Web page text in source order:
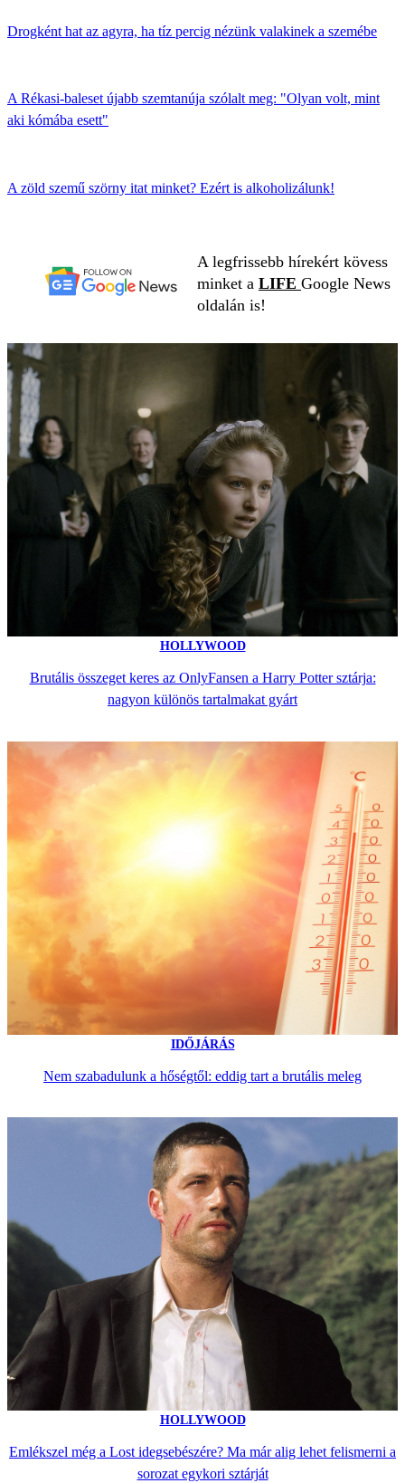
Drogként hat az agyra, ha tíz percig nézünk valakinek a szemébe
A Rékasi-baleset újabb szemtanúja szólalt meg: "Olyan volt, mint
aki kómába esett"
A zöld szemű szörny itat minket? Ezért is alkoholizálunk!
A legfrissebb hírekért kövess
minket a LIFE Google News
oldalán is!
HOLLYWOOD
Brutális összeget keres az OnlyFansen a Harry Potter sztárja:
nagyon különös tartalmakat gyárt
IDŐJÁRÁS
Nem szabadulunk a hőségtől: eddig tart a brutális meleg
HOLLYWOOD
Emlékszel még a Lost idegsebészére? Ma már alig lehet felismerni a
sorozat egykori sztárját